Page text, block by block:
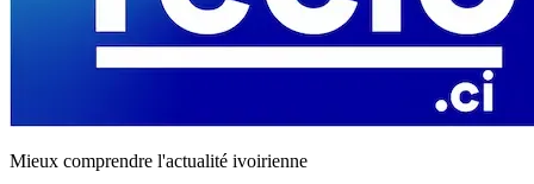
Mieux comprendre l'actualité ivoirienne